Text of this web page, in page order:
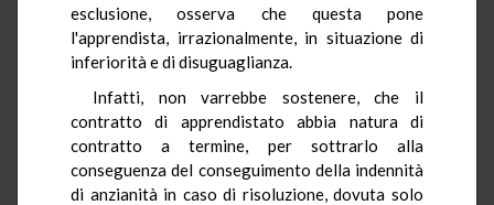
esclusione, osserva che questa pone
l'apprendista, irrazionalmente, in situazione di
inferiorità e di disuguaglianza.
Infatti, non varrebbe sostenere, che il
contratto di apprendistato abbia natura di
contratto a termine, per sottrarlo alla
conseguenza del conseguimento della indennità
di anzianità in caso di risoluzione, dovuta solo